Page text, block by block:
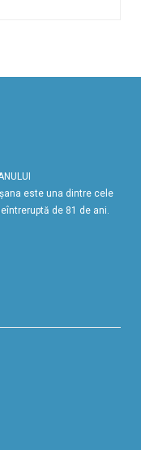
este una dintre cele
de 81 de ani.